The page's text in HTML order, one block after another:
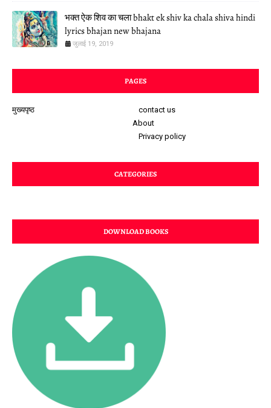
भक्त ऐक शिव का चला bhakt ek shiv ka chala shiva hindi
lyrics bhajan new bhajana
जुलाई 19, 2019
PAGES
मुख्यपृष्ठ
contact us
About
Privacy policy
CATEGORIES
DOWNLOAD BOOKS